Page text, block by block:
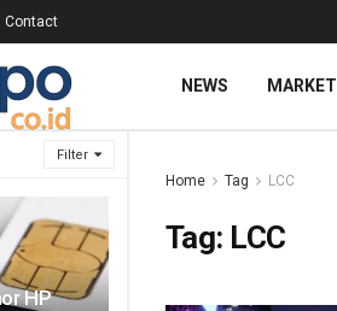
Filter
HP
Contact
NEWS MARKET
Home Tag LCC
Tag: LCC